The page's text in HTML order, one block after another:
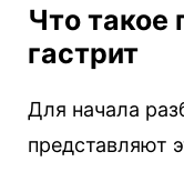
Что такое
гастрит
Для начала
представляют